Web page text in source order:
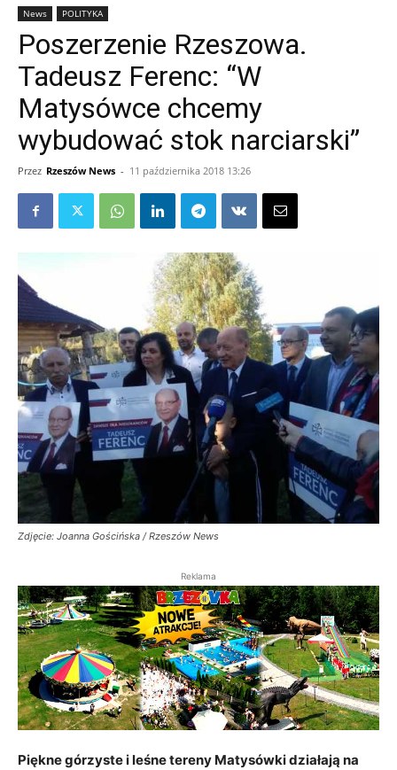
News POLITYKA
Poszerzenie Rzeszowa.
Tadeusz Ferenc: “W
Matysówce chcemy
wybudować stok narciarski”
Przez Rzeszów News - 11 października 2018 13:26
Zdjęcie: Joanna Gościńska / Rzeszów News
Reklama
Piękne górzyste i leśne tereny Matysówki działają na